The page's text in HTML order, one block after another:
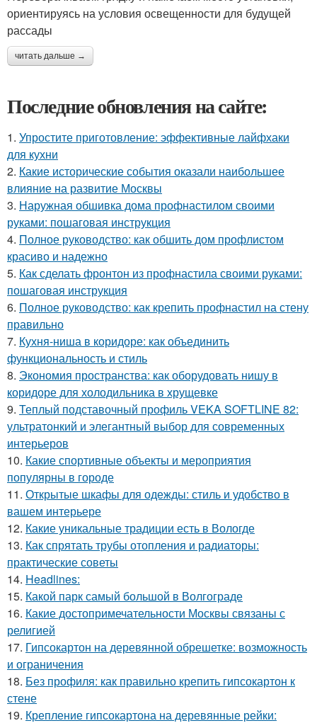
ориентируясь на условия освещенности для будущей
рассады
читать дальше →
Последние обновления на сайте:
1. Упростите приготовление: эффективные лайфхаки
для кухни
2. Какие исторические события оказали наибольшее
влияние на развитие Москвы
3. Наружная обшивка дома профнастилом своими
руками: пошаговая инструкция
4. Полное руководство: как обшить дом профлистом
красиво и надежно
5. Как сделать фронтон из профнастила своими руками:
пошаговая инструкция
6. Полное руководство: как крепить профнастил на стену
правильно
7. Кухня-ниша в коридоре: как объединить
функциональность и стиль
8. Экономия пространства: как оборудовать нишу в
коридоре для холодильника в хрущевке
9. Теплый подставочный профиль VEKA SOFTLINE 82:
ультратонкий и элегантный выбор для современных
интерьеров
10. Какие спортивные объекты и мероприятия
популярны в городе
11. Открытые шкафы для одежды: стиль и удобство в
вашем интерьере
12. Какие уникальные традиции есть в Вологде
13. Как спрятать трубы отопления и радиаторы:
практические советы
14. Headlines:
15. Какой парк самый большой в Волгограде
16. Какие достопримечательности Москвы связаны с
религией
17. Гипсокартон на деревянной обрешетке: возможность
и ограничения
18. Без профиля: как правильно крепить гипсокартон к
стене
19. Крепление гипсокартона на деревянные рейки: